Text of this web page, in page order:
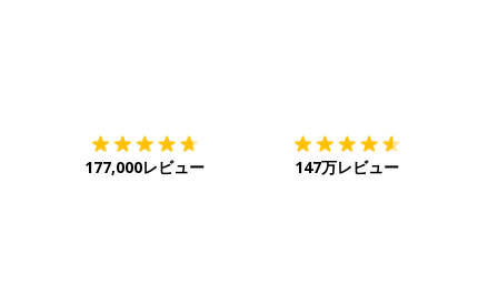
177,000レビュー 147万レビュー